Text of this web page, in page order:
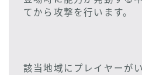
てから攻撃を行います。
該当地域にプレイヤーが